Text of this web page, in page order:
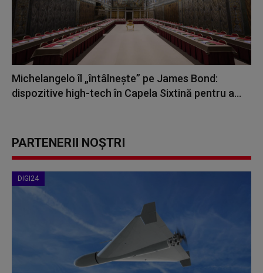
Michelangelo îl „întâlneşte” pe James Bond:
dispozitive high-tech în Capela Sixtină pentru a...
PARTENERII NOȘTRI
DIGI24